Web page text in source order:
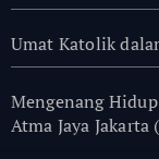
Umat Katolik
Mengenang
Atma Jaya Jakarta